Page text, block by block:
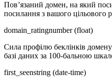
Пов’язаний домен, на який
посилання з вашого цільового
domain_ratingnumber (float)
Сила профілю беклінків
базі даних за 100-бальною
first_seenstring (date-time)